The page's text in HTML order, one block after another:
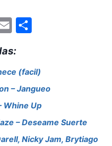
E
ai
l
S
e
(facil)
– Jangueo
Whine Up
– Deseame Suerte
Nicky Jam, Brytiago